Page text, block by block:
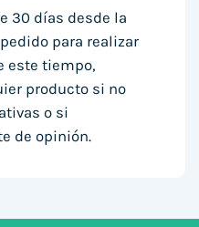
30 días desde la
para realizar
este tiempo,
producto si no
o si
de opinión.